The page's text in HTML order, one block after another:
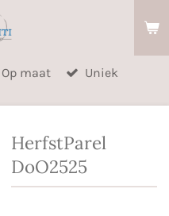
Op maat Uniek
HerfstParel
DoO2525